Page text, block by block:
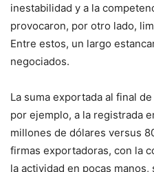
inestabilidad y a la
provocaron, por otro lado,
Entre estos, un largo
negociados.
La suma exportada al final
por ejemplo, a la registrada
millones de dólares versus
firmas exportadoras, con la
la actividad en pocas